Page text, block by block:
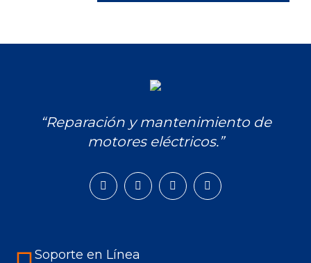
“Reparación y mantenimiento de
motores eléctricos.”
Encuéntranos en:
Facebook
in
Instagram
Mail
Whatsapp
Soporte en Línea